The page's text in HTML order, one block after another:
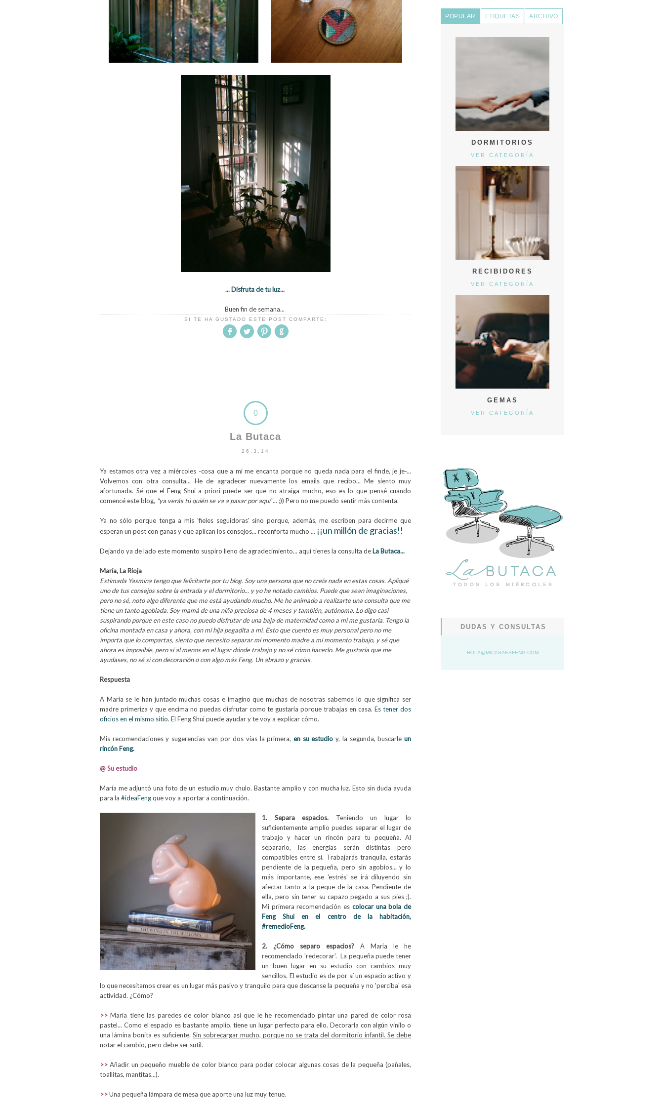
... Disfruta de tu luz...
Buen fin de semana...
SI TE HA GUSTADO ESTE POST COMPARTE:
0
La Butaca
26.3.14
Ya estamos otra vez a miércoles -cosa que a mi me encanta porque no queda nada para el finde, je je-...
Volvemos con otra consulta... He de agradecer nuevamente los emails que recibo... Me siento muy
afortunada. Sé que el Feng Shui a priori puede ser que no atraiga mucho, eso es lo que pensé cuando
comencé este blog, "ya verás tú quién se va a pasar por aquí"... ;)) Pero no me puedo sentir más contenta.
Ya no sólo porque tenga a mis 'fieles seguidoras' sino porque, además, me escriben para decirme que
esperan un post con ganas y que aplican los consejos... reconforta mucho ... ¡¡un millón de gracias!!
Dejando ya de lado este momento suspiro lleno de agradecimiento... aquí tienes la consulta deLa Butaca...
María, La Rioja
Estimada Yasmina tengo que felicitarte por tu blog. Soy una persona que no creía nada en estas cosas. Apliqué
uno de tus consejos sobre la entrada y el dormitorio... y yo he notado cambios. Puede que sean imaginaciones,
pero no sé, noto algo diferente que me está ayudando mucho. Me he animado a realizarte una consulta que me
tiene un tanto agobiada. Soy mamá de una niña preciosa de 4 meses y también, autónoma. Lo digo casi
suspirando porque en este caso no puedo disfrutar de una baja de maternidad como a mi me gustaría. Tengo la
oficina montada en casa y ahora, con mi hija pegadita a mi. Esto que cuento es muy personal pero no me
importa que lo compartas, siento que necesito separar mi momento madre a mi momento trabajo, y sé que
ahora es imposible, pero sí al menos en el lugar dónde trabajo y no sé cómo hacerlo. Me gustaría que me
ayudases, no sé si con decoración o con algo más Feng. Un abrazo y gracias.
Respuesta
A María se le han juntado muchas cosas e imagino que muchas de nosotras sabemos lo que significa ser
madre primeriza y que encima no puedas disfrutar como te gustaría porque trabajas en casa.Es tener dos
oficios en el mismo sitio. El Feng Shui puede ayudar y te voy a explicar cómo.
Mis recomendaciones y sugerencias van por dos vías la primera,en su estudio y, la segunda, buscarleun
rincón Feng.
@ Su estudio
María me adjuntó una foto de un estudio muy chulo. Bastante amplio y con mucha luz. Esto sin duda ayuda
para la #ideaFengque voy a aportar a continuación.
1. Separa espacios. Teniendo un lugar lo
suficientemente amplio puedes separar el lugar de
trabajo y hacer un rincón para tu pequeña. Al
separarlo, las energías serán distintas pero
compatibles entre sí. Trabajarás tranquila, estarás
pendiente de la pequeña, pero sin agobios... y lo
más importante, ese 'estrés' se irá diluyendo sin
afectar tanto a la peque de la casa. Pendiente de
ella, pero sin tener su capazo pegado a sus pies ;).
Mi primera recomendación es colocar unabola de
Feng Shui en el centro de la habitación,
#remedioFeng.
2. ¿Cómo separo espacios? A María le he
recomendado 'redecorar'. La pequeña puede tener
un buen lugar en su estudio con cambios muy
sencillos. El estudio es de por sí un espacio activo y
lo que necesitamos crear es un lugar más pasivo y tranquilo para que descanse la pequeña y no 'perciba' esa
actividad. ¿Cómo?
>> María tiene las paredes de color blanco así que le he recomendado pintar una pared de color rosa
pastel... Como el espacio es bastante amplio, tiene un lugar perfecto para ello. Decorarla con algún vinilo o
una lámina bonita es suficiente. Sin sobrecargar mucho, porque no se trata del dormitorio infantil. Se debe
notar el cambio, pero debe ser sutil.
>> Añadir un pequeño mueble de color blanco para poder colocar algunas cosas de la pequeña (pañales,
toallitas, mantitas...).
>>Una pequeña lámpara de mesa que aporte una luz muy tenue.
POPULAR ETIQUETAS ARCHIVO
DORMITORIOS
VER CATEGORÍA
RECIBIDORES
VER CATEGORÍA
GEMAS
VER CATEGORÍA
DUDAS Y CONSULTAS
HOLA@MICASAESFENG.COM